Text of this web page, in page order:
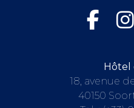
Hôtel
18, avenue
40150